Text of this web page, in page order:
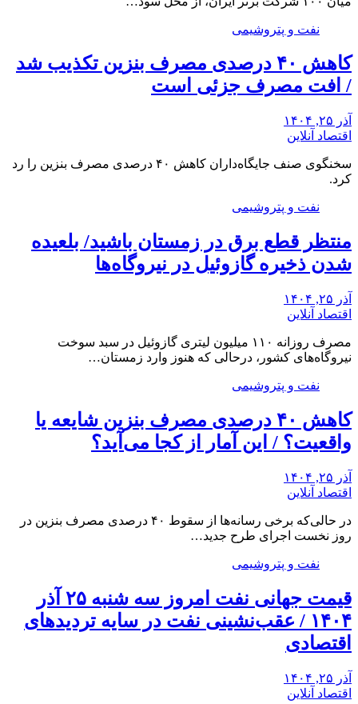
نفت و پتروشیمی
کاهش ۴۰ درصدی مصرف بنزین تکذیب شد
/ افت مصرف جزئی است
آذر ۲۵, ۱۴۰۴
اقتصاد آنلاین
سخنگوی صنف جایگاه‌داران کاهش ۴۰ درصدی مصرف بنزین را رد
کرد.
نفت و پتروشیمی
منتظر قطع برق در زمستان باشید/ بلعیده
شدن ذخیره گازوئیل در نیروگاه‌ها
آذر ۲۵, ۱۴۰۴
اقتصاد آنلاین
مصرف روزانه ۱۱۰ میلیون لیتری گازوئیل در سبد سوخت
نیروگاه‌های کشور، درحالی که هنوز وارد زمستان…
نفت و پتروشیمی
کاهش ۴۰ درصدی مصرف بنزین شایعه یا
واقعیت؟ / این آمار از کجا می‌آید؟
آذر ۲۵, ۱۴۰۴
اقتصاد آنلاین
در حالی‌که برخی رسانه‌ها از سقوط ۴۰ درصدی مصرف بنزین در
روز نخست اجرای طرح جدید…
نفت و پتروشیمی
قیمت جهانی نفت امروز سه شنبه ۲۵ آذر
۱۴۰۴ / عقب‌نشینی نفت در سایه تردیدهای
اقتصادی
آذر ۲۵, ۱۴۰۴
اقتصاد آنلاین